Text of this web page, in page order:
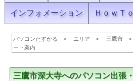
インフォメーション ＨｏｗＴｏ
パソコンたすかる エリア 三鷹市
ート案内
三鷹市深大寺へのパソコン出張